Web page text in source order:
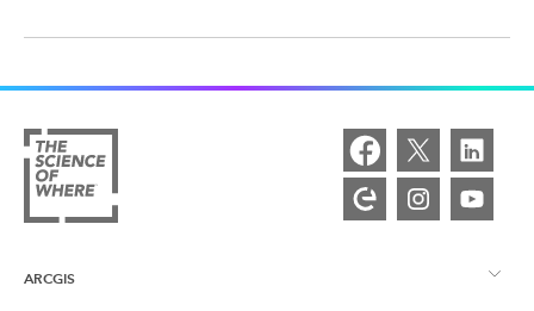
ARCGIS